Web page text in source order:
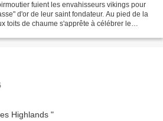
fuient les envahisseurs vikings pour
d'or de leur saint fondateur. Au pied de la
toits de chaume s'apprête à célébrer le